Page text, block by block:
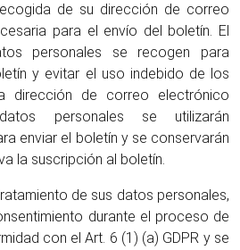
de su dirección de correo
para el envío del boletín. El
personales se recogen para
y evitar el uso indebido de los
dirección de correo electrónico
personales se utilizarán
enviar el boletín y se conservarán
la suscripción al boletín.
de sus datos personales,
durante el proceso de
con el Art. 6 (1) (a) GDPR y se